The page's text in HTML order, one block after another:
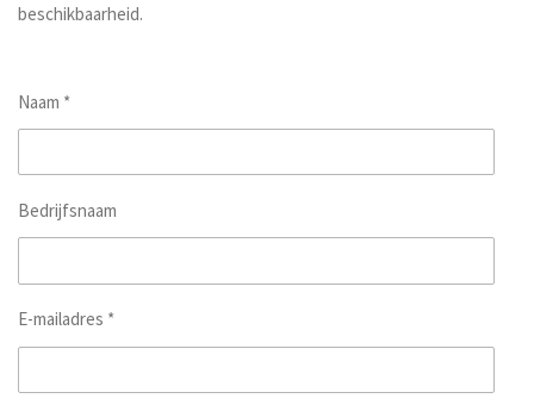
beschikbaarheid.
Naam *
Bedrijfsnaam
E-mailadres *